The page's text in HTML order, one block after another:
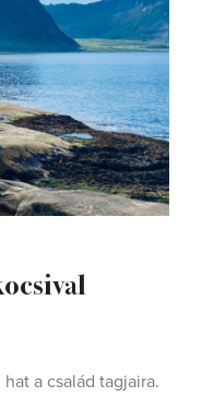
a család tagjaira.